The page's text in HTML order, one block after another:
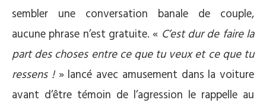
sembler une conversation banale de couple,
aucune phrase n’est gratuite. « C’est dur de faire la
part des choses entre ce que tu veux et ce que tu
ressens !» lancé avec amusement dans la voiture
avant d’être témoin de l’agression le rappelle au